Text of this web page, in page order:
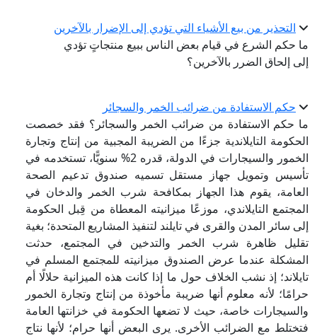
التحذير من بيع الأشياء التي تؤدي إلى الإضرار بالآخرين
ما حكم الشرع في قيام بعض الناس ببيع منتجاتٍ تؤدي
إلى إلحاق الضرر بالآخرين؟
حكم الاستفادة من ضرائب الخمر والسجائر
ما حكم الاستفادة من ضرائب الخمر والسجائر؟ فقد خصصت
الحكومة التايلاندية جزءًا من الضريبة المجبية من إنتاج وتجارة
الخمور والسيجارات في الدولة، قدره 2% سنويًّا، تستخدمه في
تأسيس وتمويل جهاز مستقل تسميه صندوق تدعيم الصحة
العامة، يقوم هذا الجهاز بمكافحة شرب الخمر والدخان في
المجتمع التايلاندي، موزعًا ميزانيته المعطاة من قِبل الحكومة
إلى سائر المدن والقرى في تايلند لتنفيذ المشاريع المتحدة؛ بغية
تقليل ظاهرة شرب الخمر والتدخين في المجتمع، حدثت
المشكلة عندما عرض الصندوق ميزانيته للمجتمع المسلم في
تايلاند؛ إذ نشب الخلاف حول ما إذا كانت هذه الميزانية حلالًا أم
حرامًا؛ لأنه معلوم أنها ضريبة مأخوذة من إنتاج وتجارة الخمور
والسيجارات خاصة، حيث لا تضعها الحكومة في خزانتها العامة
فتختلط مع الضرائب الأخرى. يرى البعض أنها حرام؛ لأنها نتاج